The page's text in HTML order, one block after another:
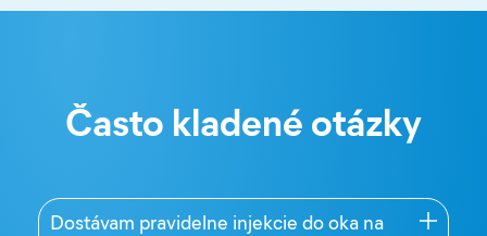
Často kladené otázky
Dostávam pravidelne injekcie do oka na